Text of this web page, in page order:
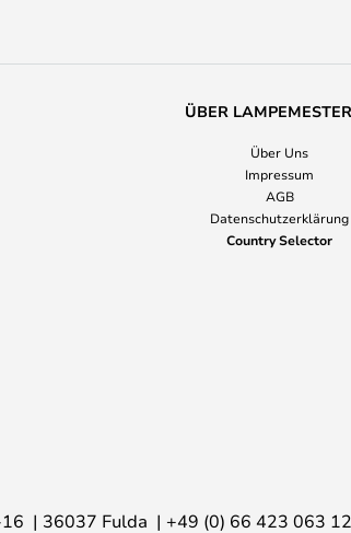
ÜBER
Über Uns
Impressum
AGB
Datenschutzerklärung
Country Selector
36037 Fulda +49 (0) 66 423 063